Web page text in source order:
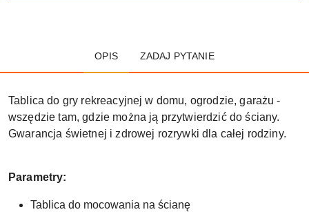
OPIS ZADAJ PYTANIE
Tablica do gry rekreacyjnej w domu, ogrodzie, garażu -
wszędzie tam, gdzie można ją przytwierdzić do ściany.
Gwarancja świetnej i zdrowej rozrywki dla całej rodziny.
Parametry:
Tablica do mocowania na ścianę